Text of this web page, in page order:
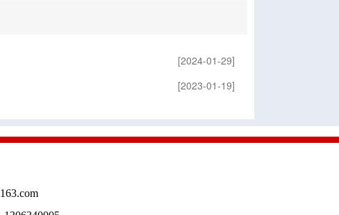
[2024-01-29]
[2023-01-19]